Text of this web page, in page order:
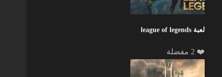
لعبة league of legends
❤️ 2 مفضلة